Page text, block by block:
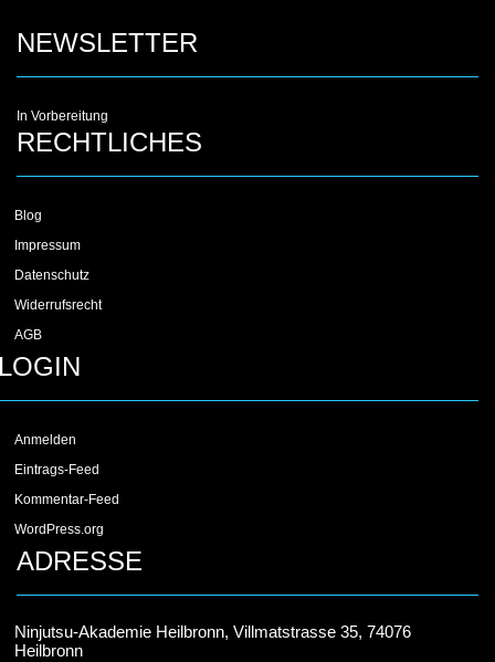
NEWSLETTER
In Vorbereitung
RECHTLICHES
Blog
Impressum
Datenschutz
Widerrufsrecht
AGB
Anmelden
Eintrags-Feed
Kommentar-Feed
WordPress.org
ADRESSE
Ninjutsu-Akademie Heilbronn, Villmatstrasse 35, 74076
Heilbronn